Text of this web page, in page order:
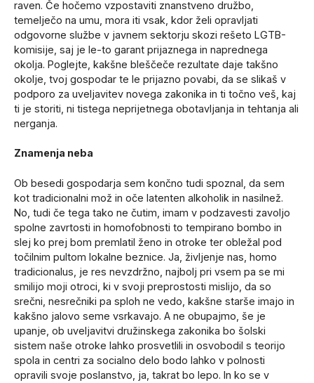
raven. Če hočemo vzpostaviti znanstveno družbo,
temelječo na umu, mora iti vsak, kdor želi opravljati
odgovorne službe v javnem sektorju skozi rešeto LGTB-
komisije, saj je le-to garant prijaznega in naprednega
okolja. Poglejte, kakšne bleščeče rezultate daje takšno
okolje, tvoj gospodar te le prijazno povabi, da se slikaš v
podporo za uveljavitev novega zakonika in ti točno veš, kaj
ti je storiti, ni tistega neprijetnega obotavljanja in tehtanja ali
nerganja.
Znamenja neba
Ob besedi gospodarja sem končno tudi spoznal, da sem
kot tradicionalni mož in oče latenten alkoholik in nasilnež.
No, tudi če tega tako ne čutim, imam v podzavesti zavoljo
spolne zavrtosti in homofobnosti to tempirano bombo in
slej ko prej bom premlatil ženo in otroke ter obležal pod
točilnim pultom lokalne beznice. Ja, življenje nas, homo
tradicionalus, je res nevzdržno, najbolj pri vsem pa se mi
smilijo moji otroci, ki v svoji preprostosti mislijo, da so
srečni, nesrečniki pa sploh ne vedo, kakšne starše imajo in
kakšno jalovo seme vsrkavajo. A ne obupajmo, še je
upanje, ob uveljavitvi družinskega zakonika bo šolski
sistem naše otroke lahko prosvetlili in osvobodil s teorijo
spola in centri za socialno delo bodo lahko v polnosti
opravili svoje poslanstvo, ja, takrat bo lepo. In ko se v